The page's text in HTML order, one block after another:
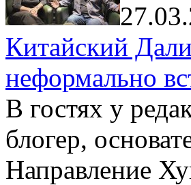
Китайский
неформально
В гостях у
блогер,
Направление